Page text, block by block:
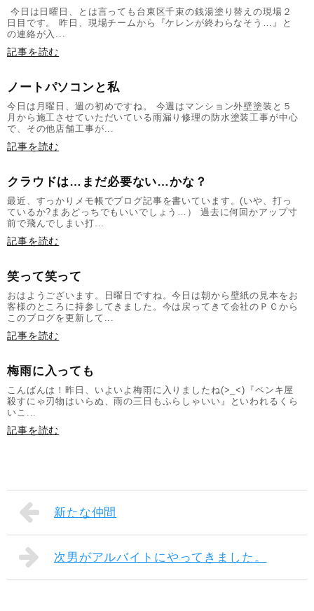
今日は日曜日、とは言っても台東区千束の銭湯塗り替えの現場２
日目です。 昨日、現場チームから『ケレンが終わらなそう…』と
の連絡が入...
記事を読む
ノートパソコンと私
今日は月曜日、週の初めですね。 今週はマンション外壁塗装と５
月から施工させていただいている雨漏り修理の防水塗装工事が中心
で、その他店舗工事が...
記事を読む
クラウドは…まだ必要ない…かな？
最近、すっかりメモ帳でブログ記事を書いています。(いや、打っ
ているか?まあどっちでもいいでしょう…） 過去に何回かアップ寸
前で飛んでしまい打...
記事を読む
笑って笑って
おはようございます。日曜日ですね。今日は朝から壁紙の見本をお
客様のところに持参してきました。今は戻ってきて会社のＰＣから
このブログを更新して...
記事を読む
梅雨に入っても
こんばんは！昨日、いよいよ梅雨に入りましたね(>_<)『ペンキ屋
殺すにゃ刃物はいらぬ、雨の三日もふらしゃいい』といわれるくら
いこ...
記事を読む
新たな仲間
次男がアルバイトにやってきました。